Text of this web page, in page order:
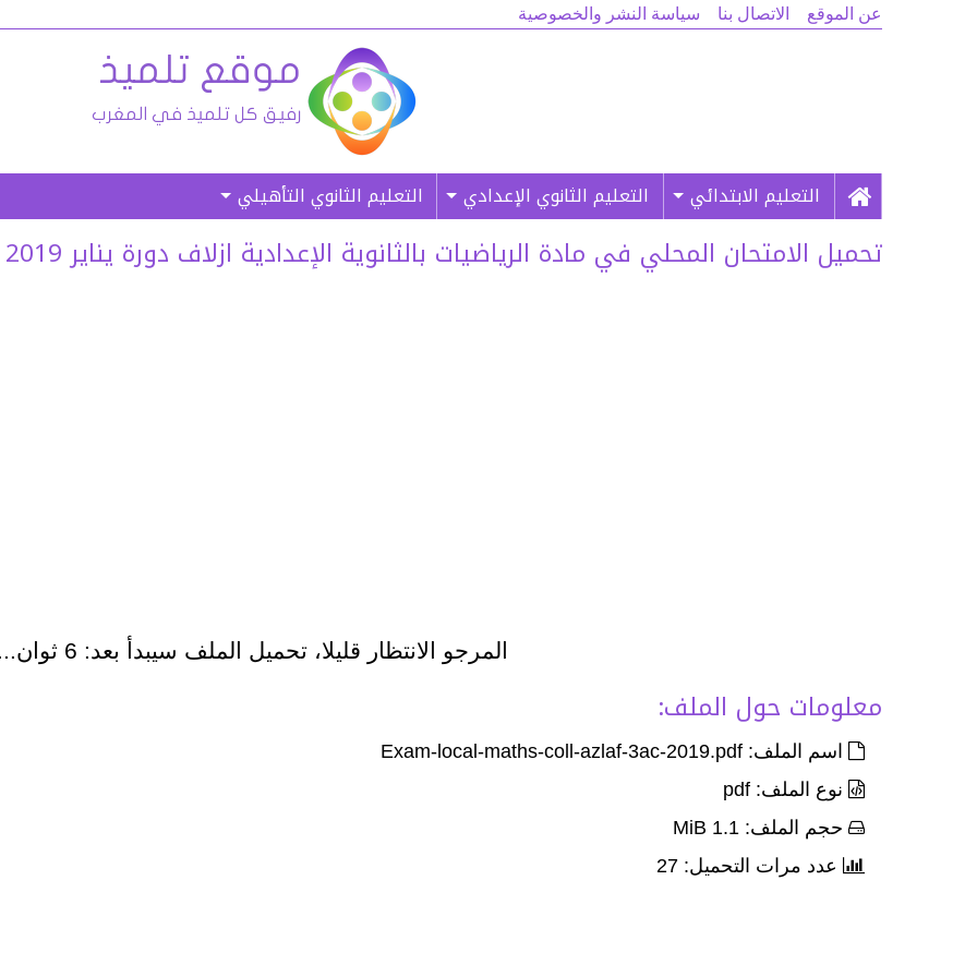
عن الموقع الاتصال بنا سياسة النشر والخصوصية
التعليم الابتدائي التعليم الثانوي الإعدادي التعليم الثانوي التأهيلي
تحميل الامتحان المحلي في مادة الرياضيات بالثانوية الإعدادية ازلاف دورة يناير 2019 (غ. م)
المرجو الانتظار قليلا، تحميل الملف سيبدأ بعد: 5 ثوان...
معلومات حول الملف:
اسم الملف: Exam-local-maths-coll-azlaf-3ac-2019.pdf
نوع الملف: pdf
حجم الملف: 1.1 MiB
عدد مرات التحميل: 27